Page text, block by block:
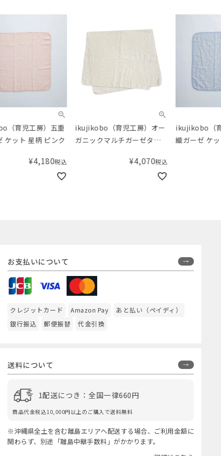
ikujikobo（育児工房）オー
ガニックマルチガーゼタオ
¥4,070
ikujikobo（育児工房）五重
織ガーゼ ケット 星柄 ブルー
¥4,180
ガ
お支払いについて
クレジットカード Amazon Pay
あと払い（ペイディ）
銀行振込
郵便振替 代金引換
送料について
1配送につき：全国一律660円
商品代金税込10,000円以上のご購入で送料無料
※沖縄県全土を含む離島エリアへ配送する場合、ご利用金額に
関わらず、別途「離島中継手数料」がかかります。